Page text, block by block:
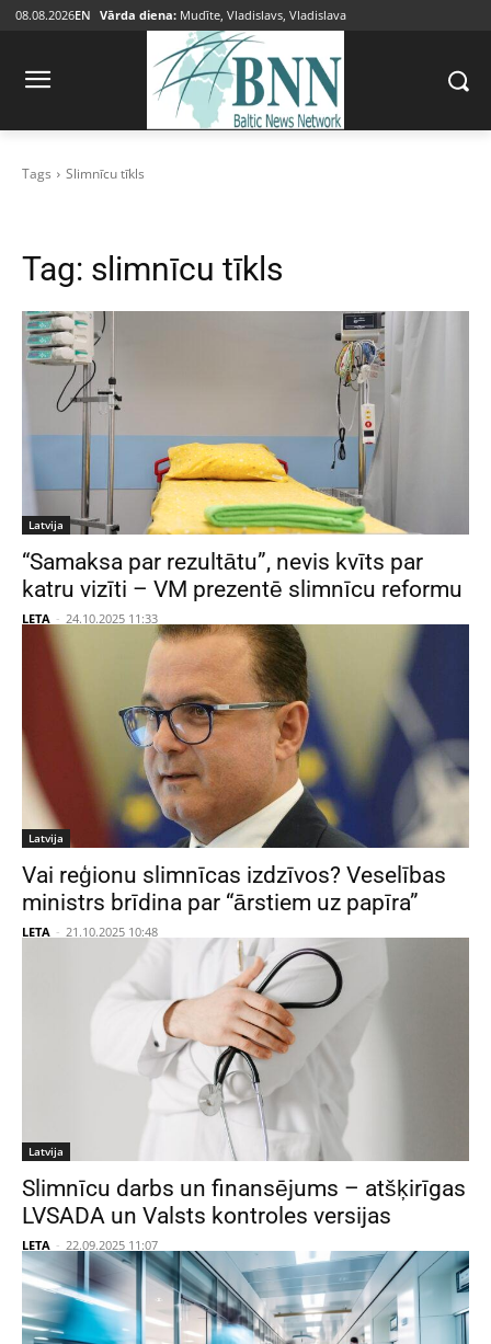
08.08.2026EN Vārda diena: Mudīte, Vladislavs, Vladislava
Tags Slimnīcu tīkls
Tag: slimnīcu tīkls
Latvija
“Samaksa par rezultātu”, nevis kvīts par
katru vizīti – VM prezentē slimnīcu reformu
LETA - 24.10.2025 11:33
Latvija
Vai reģionu slimnīcas izdzīvos? Veselības
ministrs brīdina par “ārstiem uz papīra”
LETA - 21.10.2025 10:48
Latvija
Slimnīcu darbs un finansējums – atšķirīgas
LVSADA un Valsts kontroles versijas
LETA - 22.09.2025 11:07